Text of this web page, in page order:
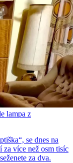
lampa z
se dnes na
za více než osm tisíc
za dva.